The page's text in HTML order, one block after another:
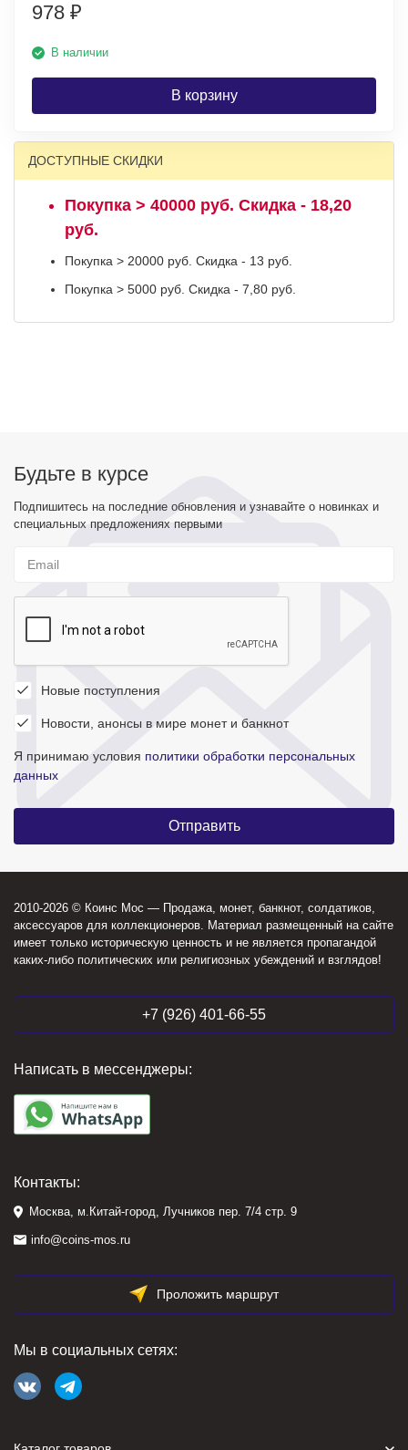
978 ₽
В наличии
В корзину
ДОСТУПНЫЕ СКИДКИ
Покупка > 40000 руб. Скидка - 18,20
руб.
Покупка > 20000 руб. Скидка - 13 руб.
Покупка > 5000 руб. Скидка - 7,80 руб.
Будьте в курсе
Подпишитесь на последние обновления и узнавайте о новинках и
специальных предложениях первыми
Новые поступления
Новости, анонсы в мире монет и банкнот
Я принимаю условия политики обработки персональных
данных
2010-2026 © Коинс Мос — Продажа, монет, банкнот, солдатиков,
аксессуаров для коллекционеров. Материал размещенный на сайте
имеет только историческую ценность и не является пропагандой
каких-либо политических или религиозных убеждений и взглядов!
+7 (926) 401-66-55
Написать в мессенджеры:
Контакты:
Москва, м.Китай-город, Лучников пер. 7/4 стр. 9
info@coins-mos.ru
Проложить маршрут
Мы в социальных сетях: